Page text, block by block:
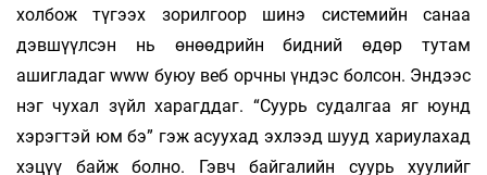
холбож түгээх зорилгоор шинэ системийн санаа
дэвшүүлсэн нь өнөөдрийн бидний өдөр тутам
ашигладаг www буюу веб орчны үндэс болсон. Эндээс
нэг чухал зүйл харагддаг. “Суурь судалгаа яг юунд
хэрэгтэй юм бэ” гэж асуухад эхлээд шууд хариулахад
хэцүү байж болно. Гэвч байгалийн суурь хуулийг